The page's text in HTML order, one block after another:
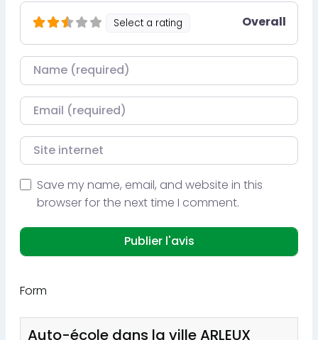
Select a rating Overall
Nom
Courriel
Site internet
Save my name, email, and website in this
browser for the next time I comment.
Form
Auto-école dans la ville ARLEUX